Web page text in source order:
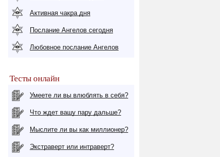
Активная чакра дня
Послание Ангелов сегодня
Любовное послание Ангелов
Тесты онлайн
Умеете ли вы влюблять в себя?
Что ждет вашу пару дальше?
Мыслите ли вы как миллионер?
Экстраверт или интраверт?